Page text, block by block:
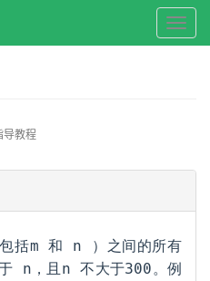
导教程
括m 和 n ）之间的所有
n，且n 不大于300。例